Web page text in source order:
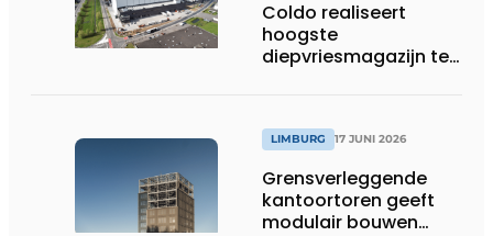
Coldo realiseert
hoogste
diepvriesmagazijn ter
technische innovatie
en schaalgrootte
LIMBURG 17 JUNI 2026
Grensverleggende
kantoortoren geeft
modulair bouwen